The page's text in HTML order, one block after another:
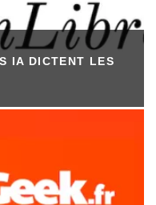
IA DICTENT LES